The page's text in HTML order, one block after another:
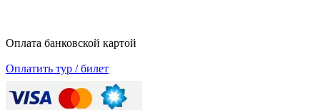
Оплата банковской картой
Оплатить тур / билет